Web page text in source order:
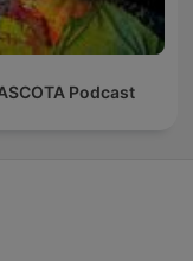
Podcast